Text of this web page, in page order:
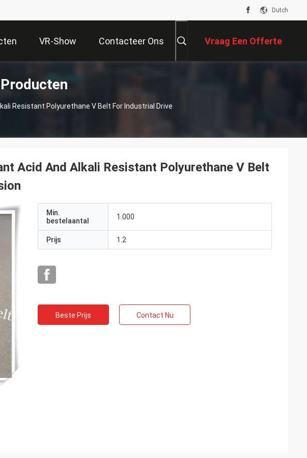
Dutch
VR-Show Contacteer Ons Vraag Een Offerte
Resistant Polyurethane V Belt For Industrial Drive
Acid And Alkali Resistant Polyurethane V Belt
Min.
bestelaantal
1.000
Prijs 1.2
Beste Prijs Contact Nu